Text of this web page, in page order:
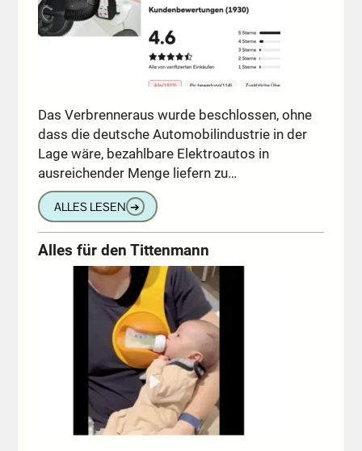
Das Verbrenneraus wurde beschlossen, ohne
dass die deutsche Automobilindustrie in der
Lage wäre, bezahlbare Elektroautos in
ausreichender Menge liefern zu…
ALLES LESEN ➔
Alles für den Tittenmann